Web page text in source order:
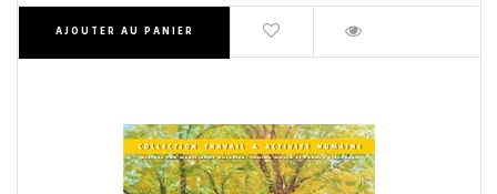
AJOUTER AU PANIER